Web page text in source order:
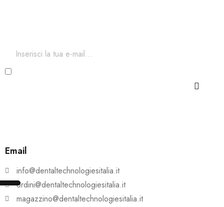
Email
info@dentaltechnologiesitalia.it
ordini@dentaltechnologiesitalia.it
magazzino@dentaltechnologiesitalia.it